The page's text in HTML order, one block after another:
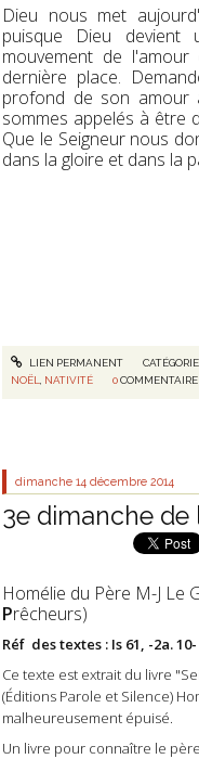
Dieu nous met
puisque Dieu
mouvement de
dernière place.
profond de son amour
sommes appelés à être
Que le Seigneur nous
dans la gloire et dans la
LIEN PERMANENT
NOËL, NATIVITÉ 0 COMMENTAIRE
dimanche 14 décembre 2014
3e dimanche de
Homélie du Père M-J Le
Prêcheurs)
Réf des textes : Is 61, -2a.
Ce texte est extrait du livre
(Éditions Parole et Silence)
malheureusement épuisé.
Un livre pour connaître le